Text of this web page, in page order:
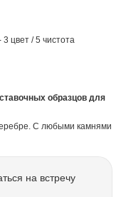
3 цвет / 5 чистота
образцов для
С любыми камнями
на встречу